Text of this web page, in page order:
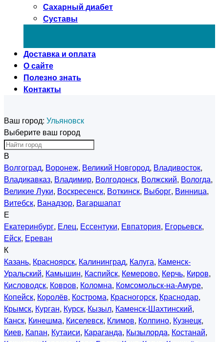
Сахарный диабет
Суставы
Доставка и оплата
О сайте
Полезно знать
Контакты
Ваш город: Ульяновск
Выберите ваш город
В
Волгоград, Воронеж, Великий Новгород, Владивосток,
Владикавказ, Владимир, Волгодонск, Волжский, Вологда,
Великие Луки, Воскресенск, Воткинск, Выборг, Винница,
Витебск, Ванадзор, Вагаршапат
Е
Екатеринбург, Елец, Ессентуки, Евпатория, Егорьевск,
Ейск, Ереван
К
Казань, Красноярск, Калининград, Калуга, Каменск-
Уральский, Камышин, Каспийск, Кемерово, Керчь, Киров,
Кисловодск, Ковров, Коломна, Комсомольск-на-Амуре,
Копейск, Королёв, Кострома, Красногорск, Краснодар,
Крымск, Курган, Курск, Кызыл, Каменск-Шахтинский,
Канск, Кинешма, Киселевск, Климов, Колпино, Кузнецк,
Киев, Капан, Кутаиси, Караганда, Кызылорда, Костанай,